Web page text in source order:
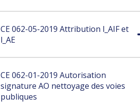
CE 062-05-2019 Attribution l_AIF et
l_AE
CE 062-01-2019 Autorisation
signature AO nettoyage des voies
publiques